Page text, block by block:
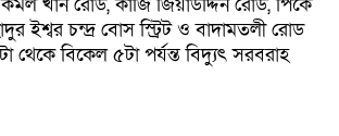
খান রোড, কাজি জিয়াউদ্দিন রোড, পিকে
ইশ্বর চন্দ্র বোস স্ট্রিট ও বাদামতলী রোড
থেকে বিকেল ৫টা পর্যন্ত বিদ্যুৎ সরবরাহ